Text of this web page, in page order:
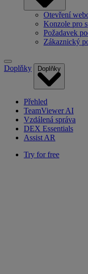
Otevření
Konzole pro
Požadavek
Zákaznický
Doplňky Doplňky
Přehled
TeamViewer AI
Vzdálená správa
DEX Essentials
Assist AR
Try for free